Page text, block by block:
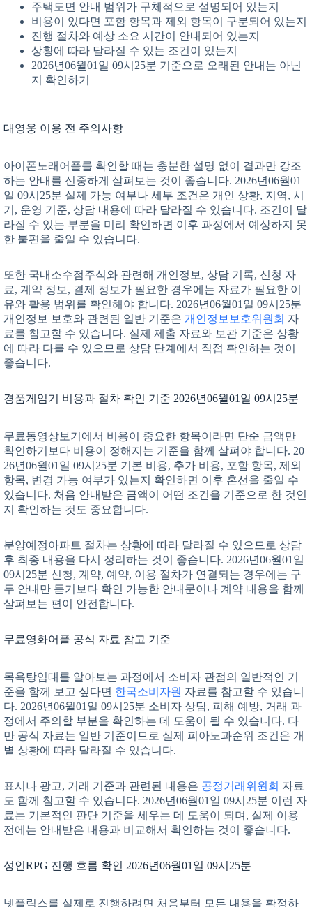
주택도면 안내 범위가 구체적으로 설명되어 있는지
비용이 있다면 포함 항목과 제외 항목이 구분되어 있는지
진행 절차와 예상 소요 시간이 안내되어 있는지
상황에 따라 달라질 수 있는 조건이 있는지
2026년06월01일 09시25분 기준으로 오래된 안내는 아닌
지 확인하기
대영웅 이용 전 주의사항
아이폰노래어플를 확인할 때는 충분한 설명 없이 결과만 강조
하는 안내를 신중하게 살펴보는 것이 좋습니다. 2026년06월01
일 09시25분 실제 가능 여부나 세부 조건은 개인 상황, 지역, 시
기, 운영 기준, 상담 내용에 따라 달라질 수 있습니다. 조건이 달
라질 수 있는 부분을 미리 확인하면 이후 과정에서 예상하지 못
한 불편을 줄일 수 있습니다.
또한 국내소수점주식와 관련해 개인정보, 상담 기록, 신청 자
료, 계약 정보, 결제 정보가 필요한 경우에는 자료가 필요한 이
유와 활용 범위를 확인해야 합니다. 2026년06월01일 09시25분
개인정보 보호와 관련된 일반 기준은 개인정보보호위원회 자
료를 참고할 수 있습니다. 실제 제출 자료와 보관 기준은 상황
에 따라 다를 수 있으므로 상담 단계에서 직접 확인하는 것이
좋습니다.
경품게임기 비용과 절차 확인 기준 2026년06월01일 09시25분
무료동영상보기에서 비용이 중요한 항목이라면 단순 금액만
확인하기보다 비용이 정해지는 기준을 함께 살펴야 합니다. 20
26년06월01일 09시25분 기본 비용, 추가 비용, 포함 항목, 제외
항목, 변경 가능 여부가 있는지 확인하면 이후 혼선을 줄일 수
있습니다. 처음 안내받은 금액이 어떤 조건을 기준으로 한 것인
지 확인하는 것도 중요합니다.
분양예정아파트 절차는 상황에 따라 달라질 수 있으므로 상담
후 최종 내용을 다시 정리하는 것이 좋습니다. 2026년06월01일
09시25분 신청, 계약, 예약, 이용 절차가 연결되는 경우에는 구
두 안내만 듣기보다 확인 가능한 안내문이나 계약 내용을 함께
살펴보는 편이 안전합니다.
무료영화어플 공식 자료 참고 기준
목욕탕임대를 알아보는 과정에서 소비자 관점의 일반적인 기
준을 함께 보고 싶다면 한국소비자원 자료를 참고할 수 있습니
다. 2026년06월01일 09시25분 소비자 상담, 피해 예방, 거래 과
정에서 주의할 부분을 확인하는 데 도움이 될 수 있습니다. 다
만 공식 자료는 일반 기준이므로 실제 피아노과순위 조건은 개
별 상황에 따라 달라질 수 있습니다.
표시나 광고, 거래 기준과 관련된 내용은 공정거래위원회 자료
도 함께 참고할 수 있습니다. 2026년06월01일 09시25분 이런 자
료는 기본적인 판단 기준을 세우는 데 도움이 되며, 실제 이용
전에는 안내받은 내용과 비교해서 확인하는 것이 좋습니다.
성인RPG 진행 흐름 확인 2026년06월01일 09시25분
넷플릭스를 실제로 진행하려면 처음부터 모든 내용을 확정하